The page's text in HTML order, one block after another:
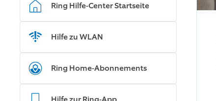
Ring Hilfe-Center Startseite
Hilfe zu WLAN
Ring Home-Abonnements